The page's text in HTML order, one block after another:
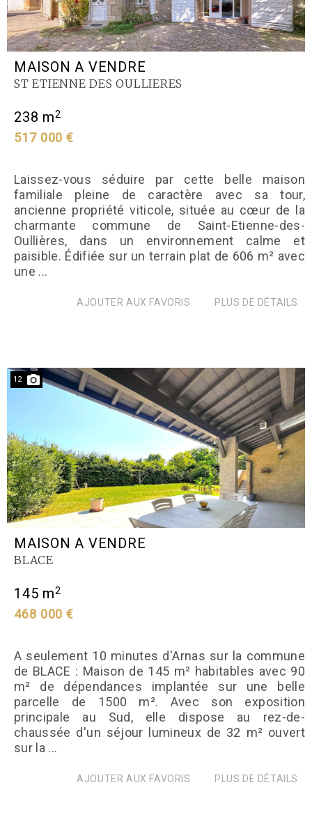
MAISON A VENDRE
ST ETIENNE DES OULLIERES
238 m2
517 000 €
Laissez-vous séduire par cette belle maison
familiale pleine de caractère avec sa tour,
ancienne propriété viticole, située au cœur de la
charmante commune de Saint-Etienne-des-
Oullières, dans un environnement calme et
paisible. Édifiée sur un terrain plat de 606 m² avec
une ...
AJOUTER AUX FAVORIS PLUS DE DÉTAILS
12
MAISON A VENDRE
BLACE
145 m2
468 000 €
A seulement 10 minutes d'Arnas sur la commune
de BLACE : Maison de 145 m² habitables avec 90
m² de dépendances implantée sur une belle
parcelle de 1500 m². Avec son exposition
principale au Sud, elle dispose au rez-de-
chaussée d'un séjour lumineux de 32 m² ouvert
sur la ...
AJOUTER AUX FAVORIS PLUS DE DÉTAILS